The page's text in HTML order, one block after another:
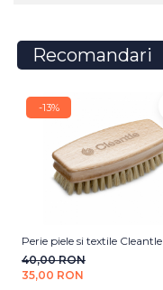
Recomandari
-13%
Perie piele si textile Cleantle
40,00 RON
35,00 RON